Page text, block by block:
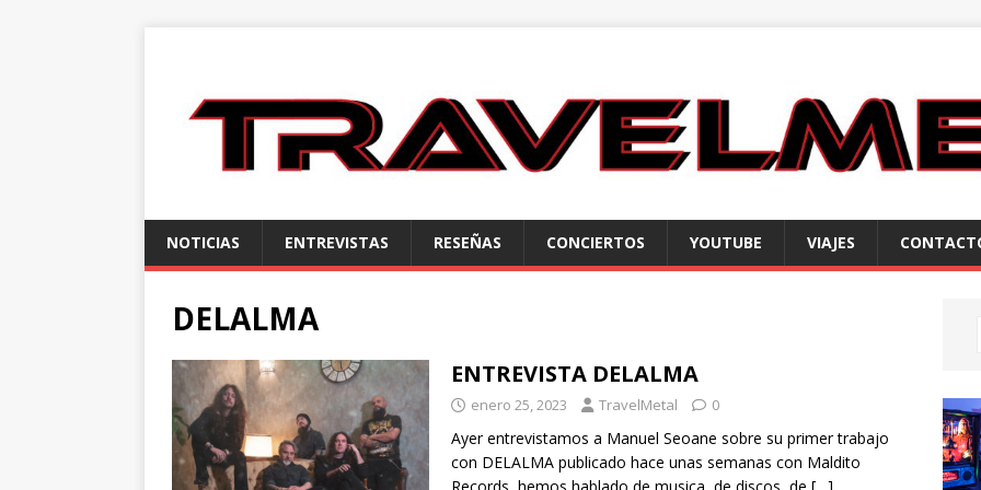
NOTICIAS ENTREVISTAS RESEÑAS CONCIERTOS YOUTUBE VIAJES
DELALMA
ENTREVISTA DELALMA
enero 25, 2023 TravelMetal 0
Ayer entrevistamos a Manuel Seoane sobre su primer trabajo
con DELALMA publicado hace unas semanas con Maldito
Records, hemos hablado de musica, de discos, de […]